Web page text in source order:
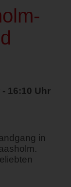
16:10 Uhr
in